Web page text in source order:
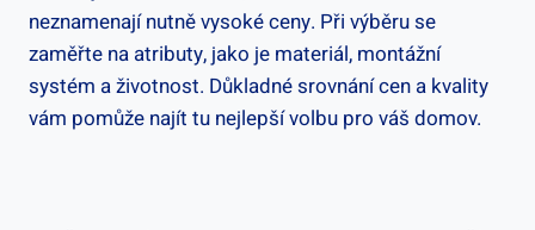
neznamenají nutně vysoké ceny. Při výběru se
zaměřte na atributy, jako je materiál, montážní
systém a životnost. Důkladné srovnání cen a kvality
vám pomůže najít tu nejlepší volbu pro váš domov.